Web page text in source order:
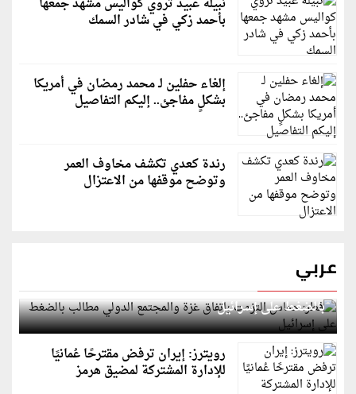
بأحمد زكي في شادر السمك
إلغاء حفلين لـ محمد رمضان في أمريكا
بشكلٍ مفاجئ.. إليكم التفاصيل
رندة كعدي تكشف مخاوف العمر
وتوضح موقفها من الاعتزال
عربي
قطر: حماس التزمت باتفاق غزة والمجتمع الدولي مطالب
بالضغط على إسرائيل
رويترز: إيران ترفض مقترحًا عُمانيًا
للإدارة المشتركة لمضيق هرمز